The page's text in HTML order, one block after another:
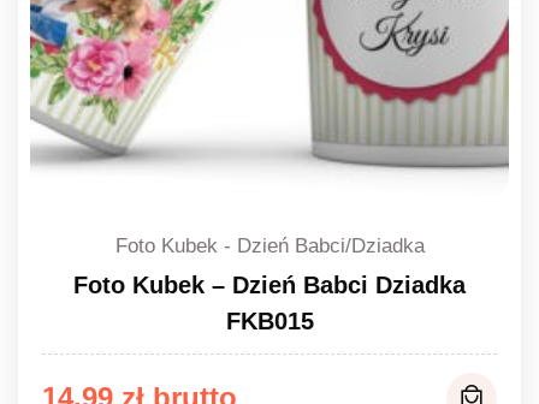
Foto Kubek - Dzień Babci/Dziadka
Foto Kubek – Dzień Babci Dziadka
FKB015
14,99 zł